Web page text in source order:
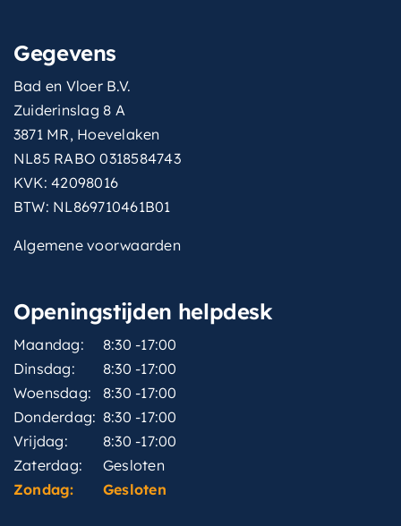
Gegevens
Bad en Vloer B.V.
Zuiderinslag 8 A
3871 MR, Hoevelaken
NL85 RABO 0318584743
KVK: 42098016
BTW: NL869710461B01
Algemene voorwaarden
Openingstijden helpdesk
Maandag:
8:30 -17:00
Dinsdag:
8:30 -17:00
Woensdag:
8:30 -17:00
Donderdag: 8:30 -17:00
Vrijdag:
8:30 -17:00
Zaterdag:
Gesloten
Zondag:
Gesloten